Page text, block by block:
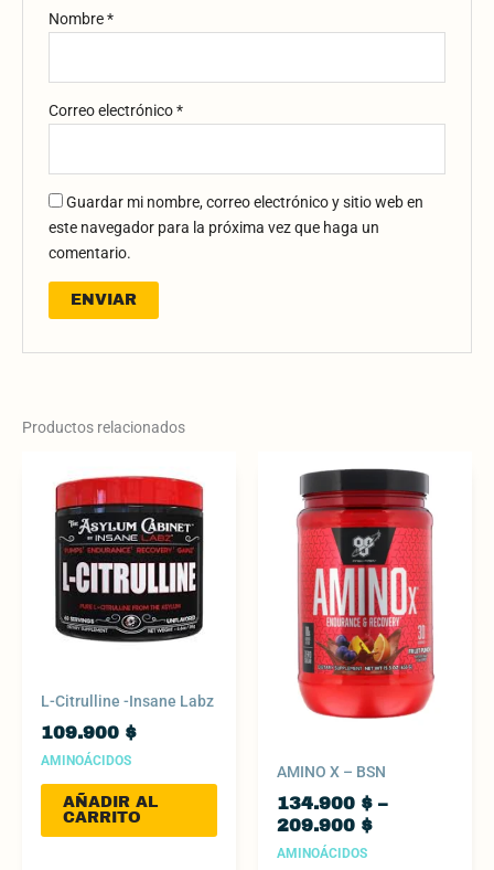
Nombre*
Correo electrónico*
Guardar mi nombre, correo electrónico y sitio web en
este navegador para la próxima vez que haga un
comentario.
Productos relacionados
L-Citrulline -Insane Labz
109.900 $
AMINOÁCIDOS
AÑADIR AL
CARRITO
AMINO X – BSN
134.900 $ –
209.900 $
134.900 $
through
209.900 $
AMINOÁCIDOS